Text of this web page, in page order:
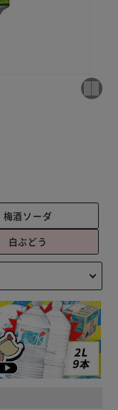
梅酒ソーダ
白ぶどう